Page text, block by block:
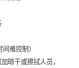
难控制）
晾干或擦拭人员，